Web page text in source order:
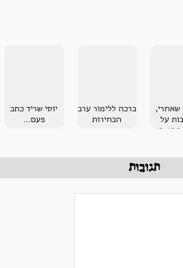
שאחרי,
על
ברכה ללימור ערב
הבחירות
יוסי שריד כתב
פעם...
תגובות